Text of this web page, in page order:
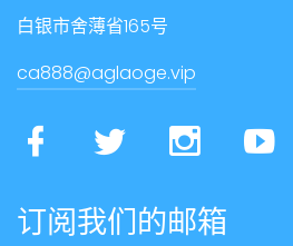
白银市舍薄省165号
ca888@aglaoge.vip
订阅我们的邮箱